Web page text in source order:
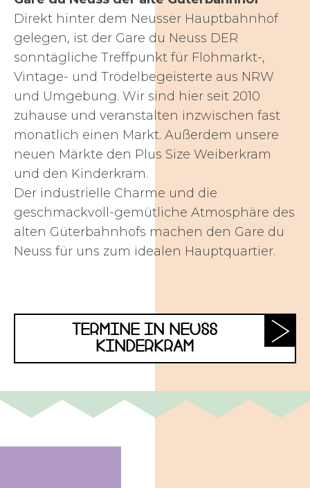
Direkt hinter dem Neusser Hauptbahnhof
gelegen, ist der Gare du Neuss DER
sonntägliche Treffpunkt für Flohmarkt-,
Vintage- und Trödelbegeisterte aus NRW
und Umgebung. Wir sind hier seit 2010
zuhause und veranstalten inzwischen fast
monatlich einen Markt. Außerdem unsere
neuen Märkte den Plus Size Weiberkram
und den Kinderkram.
Der industrielle Charme und die
geschmackvoll-gemütliche Atmosphäre des
alten Güterbahnhofs machen den Gare du
Neuss für uns zum idealen Hauptquartier.
TERMINE IN NEUSS
KINDERKRAM